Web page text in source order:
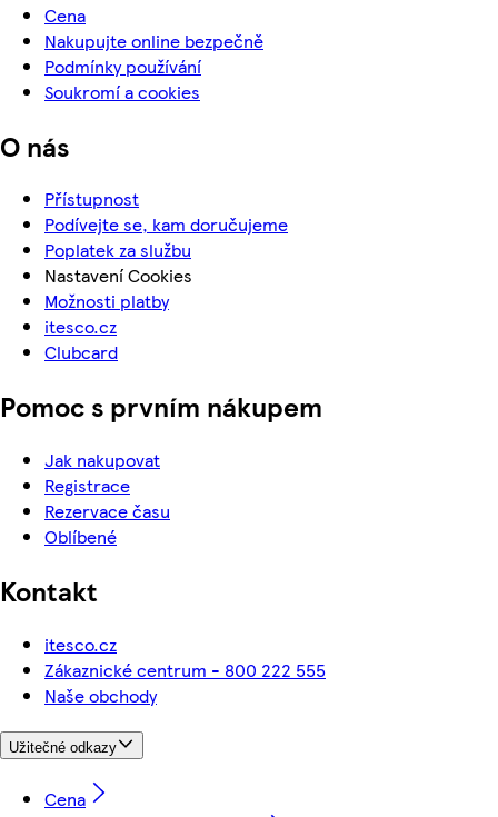
Cena
Nakupujte online bezpečně
Podmínky používání
Soukromí a cookies
O nás
Přístupnost
Podívejte se, kam doručujeme
Poplatek za službu
Nastavení Cookies
Možnosti platby
itesco.cz
Clubcard
Pomoc s prvním nákupem
Jak nakupovat
Registrace
Rezervace času
Oblíbené
Kontakt
itesco.cz
Zákaznické centrum - 800 222 555
Naše obchody
Užitečné odkazy
Cena